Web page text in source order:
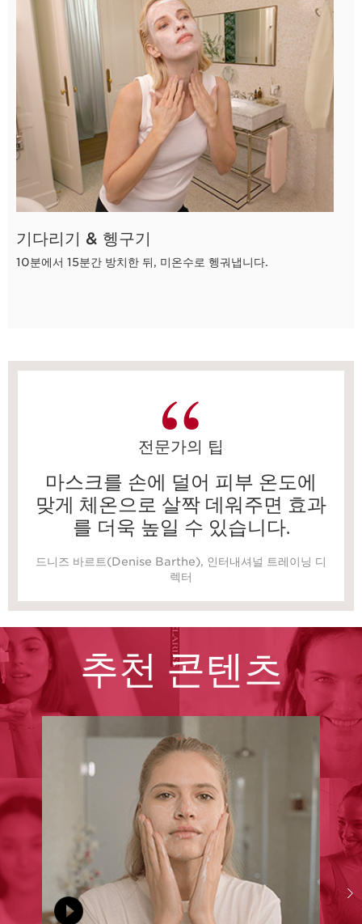
10초
기다리기 & 헹구기
10분에서 15분간 방치한 뒤, 미온수로 헹궈냅니다.
15초
전문가의 팁
마스크를 손에 덜어 피부 온도에
맞게 체온으로 살짝 데워주면 효과
를 더욱 높일 수 있습니다.
드니즈 바르트(Denise Barthe), 인터내셔널 트레이닝 디
렉터
추천 콘텐츠